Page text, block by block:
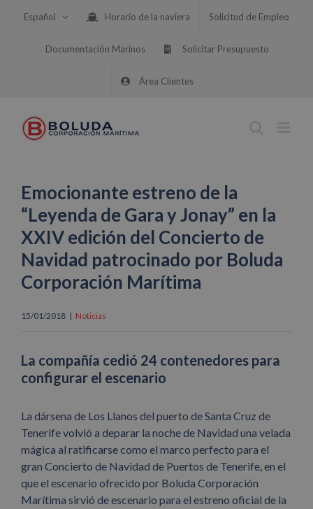
Español Horario de la naviera Solicitud de Empleo
Documentación Marinos Solicitar Presupuesto
Área Clientes
Emocionante estreno de la
“Leyenda de Gara y Jonay” en la
XXIV edición del Concierto de
Navidad patrocinado por Boluda
Corporación Marítima
15/01/2018 | Noticias
La compañía cedió 24 contenedores para
configurar el escenario
La dársena de Los Llanos del puerto de Santa Cruz de
Tenerife volvió a deparar la noche de Navidad una velada
mágica al ratificarse como el marco perfecto para el
gran Concierto de Navidad de Puertos de Tenerife, en el
que el escenario ofrecido por Boluda Corporación
Marítima sirvió de escenario para el estreno oficial de la